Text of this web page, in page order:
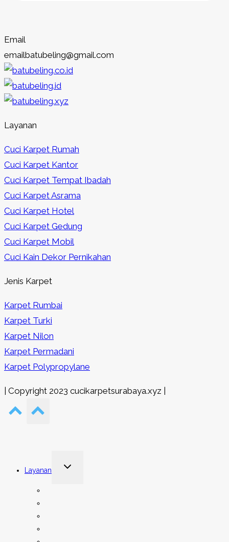
Email
emailbatubeling@gmail.com
Layanan
Cuci Karpet Rumah
Cuci Karpet Kantor
Cuci Karpet Tempat Ibadah
Cuci Karpet Asrama
Cuci Karpet Hotel
Cuci Karpet Gedung
Cuci Karpet Mobil
Cuci Kain Dekor Pernikahan
Jenis Karpet
Karpet Rumbai
Karpet Turki
Karpet Nilon
Karpet Permadani
Karpet Polypropylane
| Copyright 2023 cucikarpetsurabaya.xyz |
Layanan
Toggle